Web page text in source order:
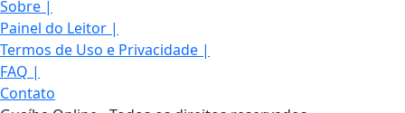
Sobre |
Painel do Leitor |
Termos de Uso e Privacidade |
FAQ |
Contato
Termos de Uso e Privacidade